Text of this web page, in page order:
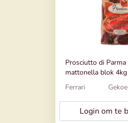
Prosciutto di
mattonella blok 4kg
Ferrari
Login om te